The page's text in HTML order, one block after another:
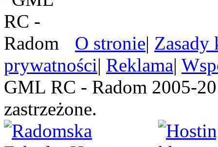
O stronie| Zasady
prywatności| Reklama|
GML RC - Radom 2005-
zastrzeżone.